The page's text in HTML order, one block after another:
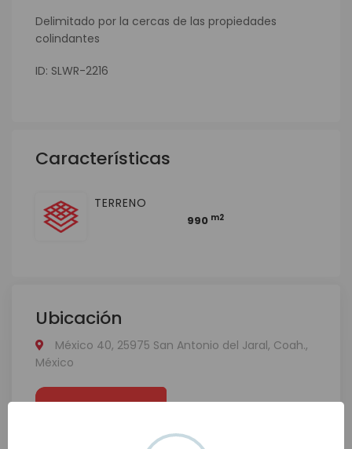
Delimitado por la cercas de las propiedades
colindantes
ID: SLWR-2216
Características
TERRENO
990 m2
Ubicación
México 40, 25975 San Antonio del Jaral, Coah.,
México